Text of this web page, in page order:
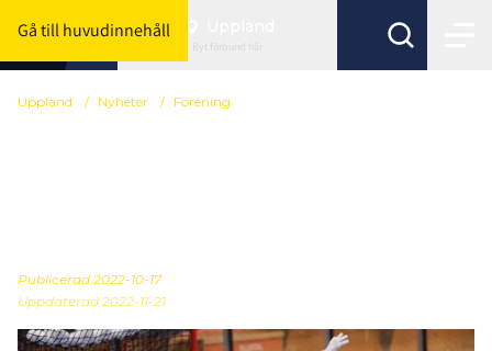
Gå till huvudinnehåll
Byt förbund här
Uppland / Nyheter / Förening
Publicerad 2022-10-17
Uppdaterad 2022-11-21